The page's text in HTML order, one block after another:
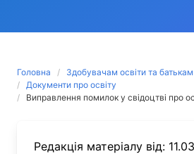
Головна
Здобувачам освіти та батькам
Документи про освіту
Виправлення помилок у свідоцтві про
Редакція матеріалу від: